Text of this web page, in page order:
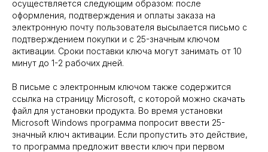
осуществляется следующим образом: после
оформления, подтверждения и оплаты заказа на
электронную почту пользователя высылается письмо с
подтверждением покупки и с 25-значным ключом
активации. Сроки поставки ключа могут занимать от 10
минут до 1-2 рабочих дней.
В письме с электронным ключом также содержится
ссылка на страницу Microsoft, с которой можно скачать
файл для установки продукта. Во время установки
Microsoft Windows программа попросит ввести 25-
значный ключ активации. Если пропустить это действие,
то программа предложит ввести ключ при первом